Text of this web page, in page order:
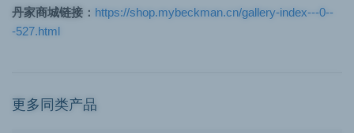
丹家商城链接： https://shop.mybeckman.cn/gallery-index---0--
-527.html
更多同类产品